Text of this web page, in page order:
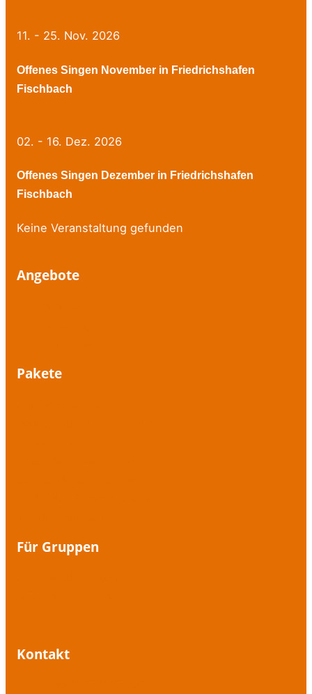
11. - 25. Nov. 2026
Offenes Singen November in Friedrichshafen
Fischbach
02. - 16. Dez. 2026
Offenes Singen Dezember in Friedrichshafen
Fischbach
Keine Veranstaltung gefunden
Angebote
Pakete
Für Gruppen
Kontakt